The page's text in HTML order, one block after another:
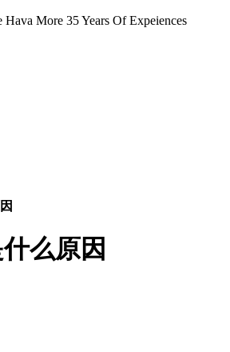
Hava More 35 Years Of Expeiences
么原因